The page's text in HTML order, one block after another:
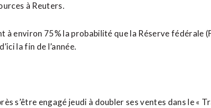
à Reuters.
environ 75% la probabilité que la Réserve fédérale
la fin de l’année.
s’être engagé jeudi à doubler ses ventes dans le «